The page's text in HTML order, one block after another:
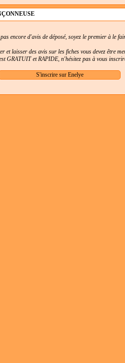
encore d'avis de déposé, soyez le premier à le
et laisser des avis sur les fiches vous devez être
GRATUIT et RAPIDE, n'hésitez pas à vous